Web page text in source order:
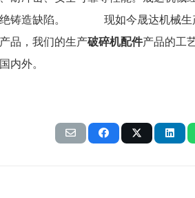
绝铸造缺陷。 现如今晟达机械生
品，我们的生产破碎机配件产品的工
内外。